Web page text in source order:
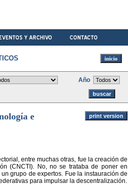
Año
e
entre muchas otras, fue la creación de
(CNCTI). No, no se trataba de poner en
grupo de expertos. Fue la instauración de
para impulsar la descentralización.